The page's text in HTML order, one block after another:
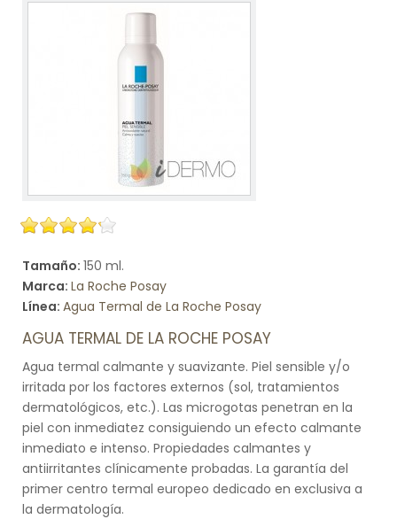
Tamaño: 150 ml.
Marca: La Roche Posay
Línea: Agua Termal de La Roche Posay
AGUA TERMAL DE LA ROCHE POSAY
Agua termal calmante y suavizante. Piel sensible y/o
irritada por los factores externos (sol, tratamientos
dermatológicos, etc.). Las microgotas penetran en la
piel con inmediatez consiguiendo un efecto calmante
inmediato e intenso. Propiedades calmantes y
antiirritantes clínicamente probadas. La garantía del
primer centro termal europeo dedicado en exclusiva a
la dermatología.